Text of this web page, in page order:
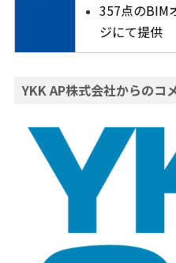
357点のBIM
ジにて提供
YKK AP株式会社からのコ